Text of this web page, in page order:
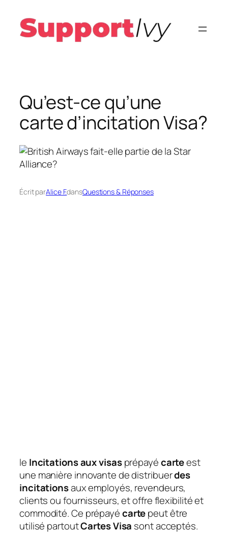
contenu
Qu’est-ce qu’une
carte d’incitation Visa?
Écrit parAlice F.dansQuestions & Réponses
le Incitations aux visasprépayécarteest
une manière innovante de distribuerdes
incitationsaux employés, revendeurs,
clients ou fournisseurs, et offre flexibilité et
commodité. Ce prépayécartepeut être
utilisé partoutCartes Visa sont acceptés.